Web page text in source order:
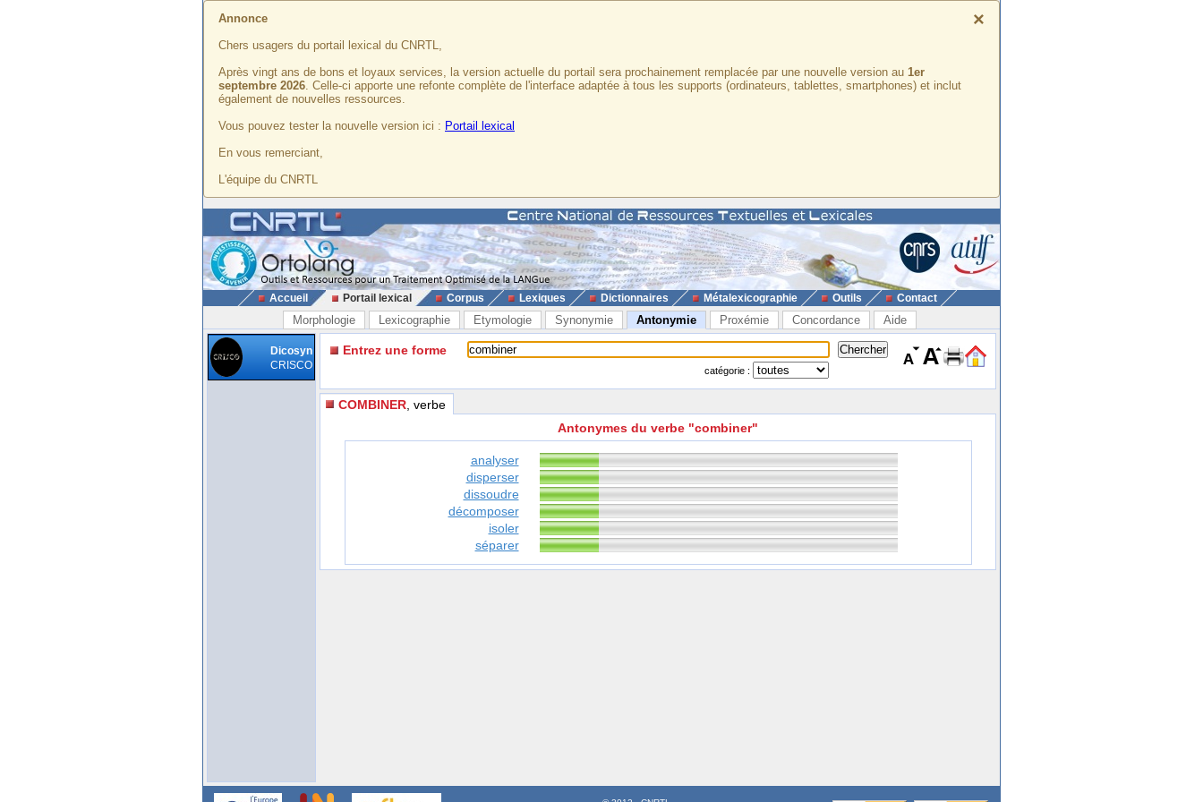
×
Annonce
Chers usagers du portail lexical du CNRTL,
Après vingt ans de bons et loyaux services, la version actuelle du portail sera prochainement remplacée par une nouvelle version au 1er
septembre 2026. Celle-ci apporte une refonte complète de l'interface adaptée à tous les supports (ordinateurs, tablettes, smartphones) et inclut
également de nouvelles ressources.
Vous pouvez tester la nouvelle version ici : Portail lexical
En vous remerciant,
L'équipe du CNRTL
Accueil Portail lexical Corpus Lexiques Dictionnaires Métalexicographie Outils Contact
Morphologie Lexicographie Etymologie Synonymie Antonymie Proxémie Concordance Aide
Dicosyn
CRISCO
Entrez une forme
catégorie :
COMBINER , verbe
Antonymes du verbe "combiner"
analyser
disperser
dissoudre
décomposer
isoler
séparer